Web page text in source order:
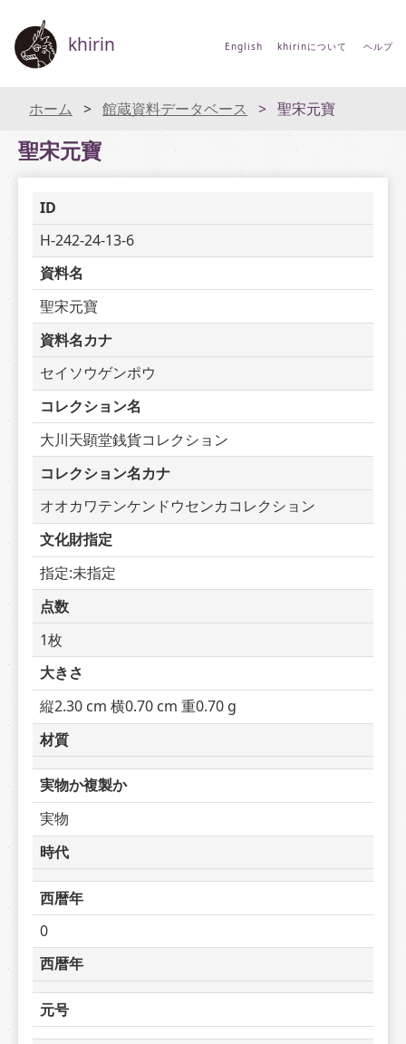
khirin English khirinについて ヘルプ
ホーム 館蔵資料データベース 聖宋元寶
聖宋元寶
ID
H-242-24-13-6
資料名
聖宋元寶
資料名カナ
セイソウゲンポウ
コレクション名
大川天顕堂銭貨コレクション
コレクション名カナ
オオカワテンケンドウセンカコレクション
文化財指定
指定:未指定
点数
1枚
大きさ
縦2.30 cm 横0.70 cm 重0.70 g
材質
実物か複製か
実物
時代
西暦年
0
西暦年
元号